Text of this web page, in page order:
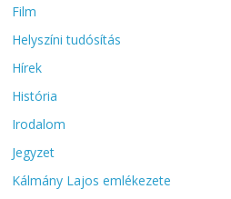
Film
Helyszíni tudósítás
Hírek
História
Irodalom
Jegyzet
Kálmány Lajos emlékezete